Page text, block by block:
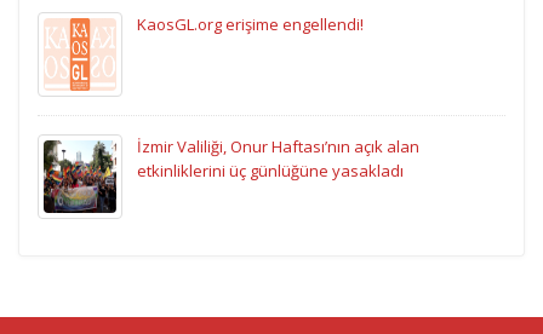
KaosGL.org erişime engellendi!
İzmir Valiliği, Onur Haftası’nın açık alan
etkinliklerini üç günlüğüne yasakladı